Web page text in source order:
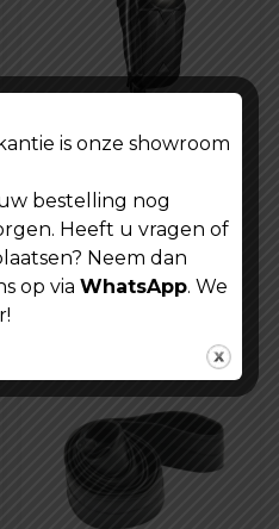
Opbergtas
waterdicht en
schokbestendig
€39,99
prijs
was:
€24,99
Toevoegen
aan
is onze showroom
bestelling nog
Heeft u vragen of
Neem dan
op via WhatsApp. We